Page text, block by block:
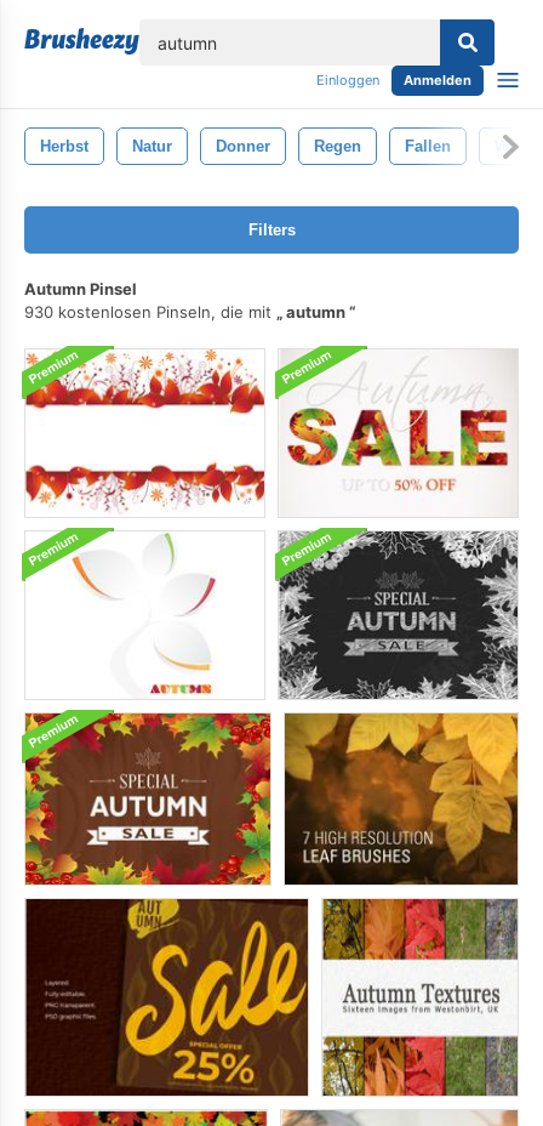
Einloggen Anmelden
Herbst Natur Donner Regen Fallen Wetter
Filters
Autumn Pinsel
930 kostenlosen Pinseln, die mit
autumn